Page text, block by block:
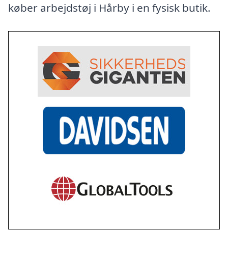
køber arbejdstøj i Hårby i en fysisk butik.